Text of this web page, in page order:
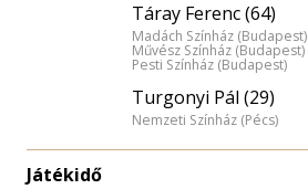
Táray Ferenc (64)
Madách Színház (Budapest)
Művész Színház (Budapest)
Pesti Színház (Budapest)
Turgonyi Pál (29)
Nemzeti Színház (Pécs)
Játékidő